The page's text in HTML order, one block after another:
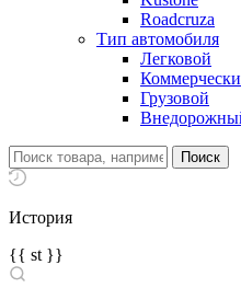
Roadcruza
Тип автомобиля
Легковой
Грузовой
История
{{ st }}